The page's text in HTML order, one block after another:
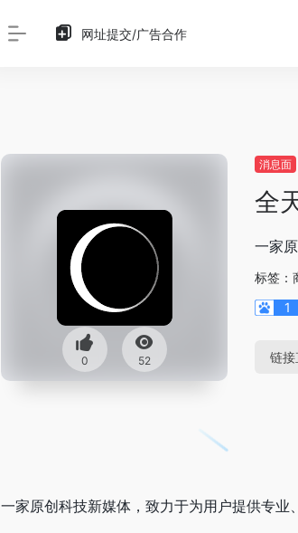
网址提交/广告合作
0 52
消息面
全
一家
标签：
1
链接
一家原创科技新媒体，致力于为用户提供专